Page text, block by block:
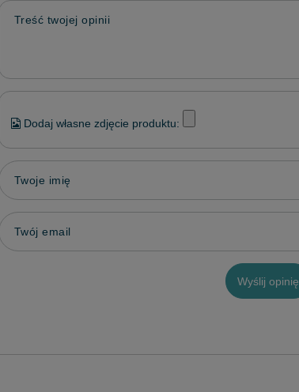
Treść twojej opinii
Dodaj własne zdjęcie produktu:
Twoje imię
Twój email
Wyślij opinię